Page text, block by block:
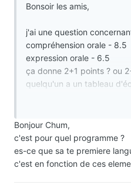
Bonsoir les amis,
j'ai une question
compréhension orale - 8.5
expression orale - 6.5
ça donne 2+1 points ? ou
quelqu'un a un tableau
Bonjour Chum,
c'est pour quel programme ?
es-ce que sa te premiere
c'est en fonction de ces